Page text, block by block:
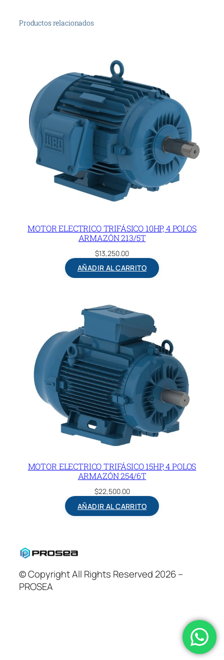
Productos relacionados
MOTOR ELECTRICO TRIFÁSICO 10HP, 4 POLOS
ARMAZÓN 213/5T
$13,250.00
AÑADIR AL CARRITO
MOTOR ELECTRICO TRIFÁSICO 15HP, 4 POLOS
ARMAZÓN 254/6T
$22,500.00
AÑADIR AL CARRITO
© Copyright All Rights Reserved 2026 –
PROSEA